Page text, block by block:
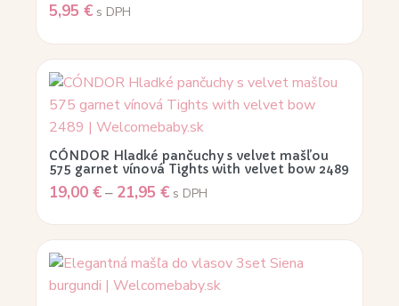
5,95 € s DPH
CÓNDOR Hladké pančuchy s velvet mašľou
575 garnet vínová Tights with velvet bow 2489
19,00 €– 21,95 € s DPH